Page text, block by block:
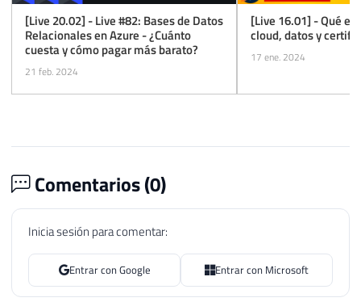
[Live 20.02] - Live #82: Bases de Datos
Relacionales en Azure - ¿Cuánto
cuesta y cómo pagar más barato?
21 feb. 2024
[Live 16.01] - Qué
cloud, datos y
17 ene. 2024
Comentarios (0)
Inicia sesión para comentar:
Entrar con Google Entrar con Microsoft